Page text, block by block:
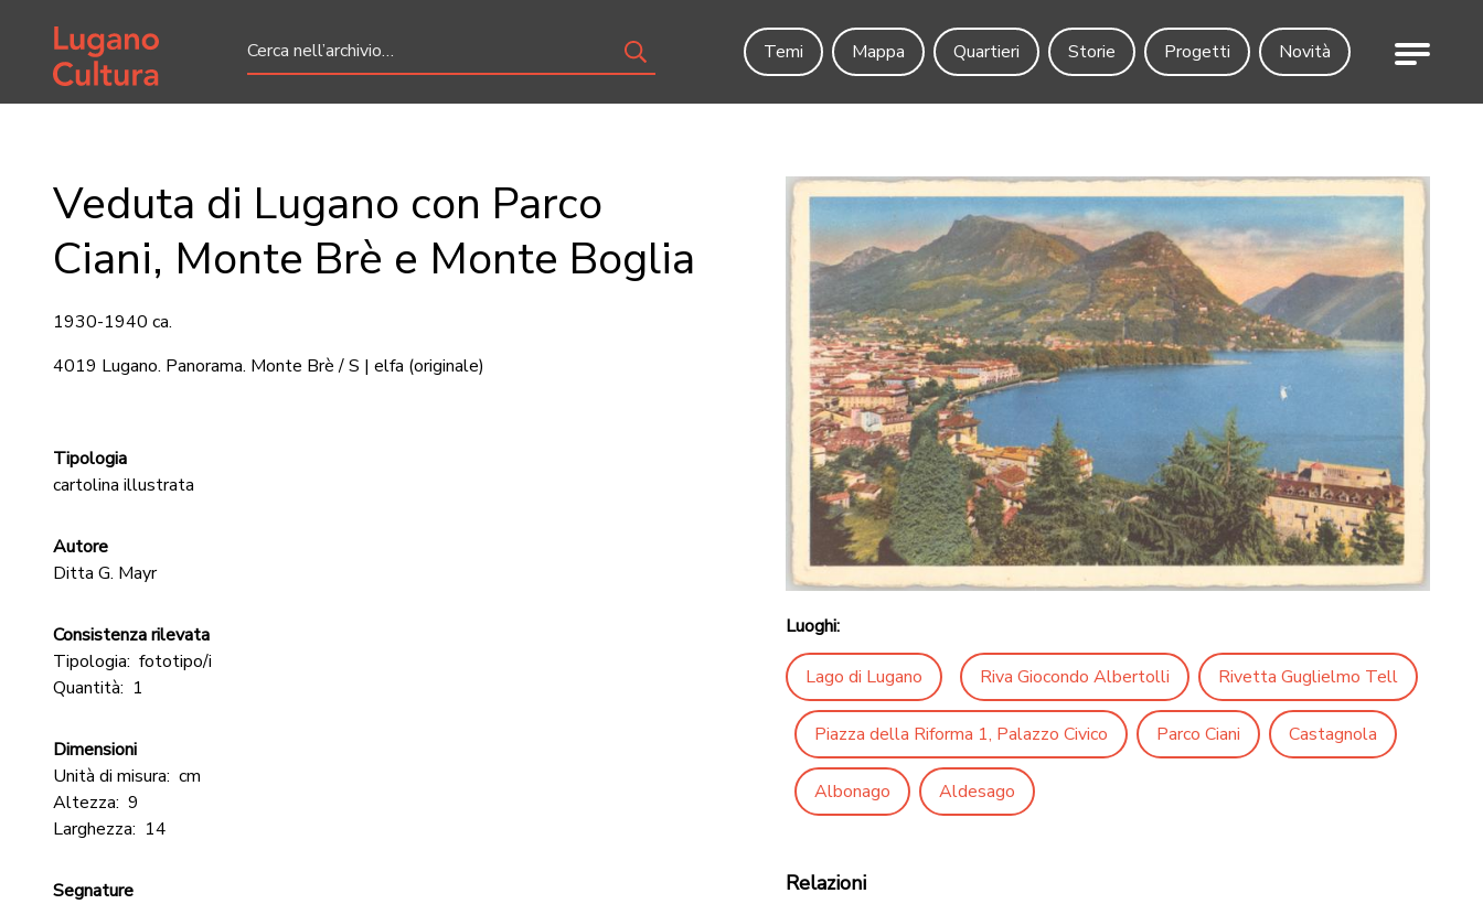
Home page
Temi
Mappa Quartieri Storie Progetti Novità Menu
Veduta di Lugano con Parco
Ciani, Monte Brè e Monte Boglia
1930-1940 ca.
4019 Lugano. Panorama. Monte Brè / S | elfa (originale)
Tipologia
cartolina illustrata
Autore
Ditta G. Mayr
Consistenza rilevata
Tipologia: fototipo/i
Quantità: 1
Dimensioni
Unità di misura: cm
Altezza: 9
Larghezza: 14
Segnature
Luoghi:
Lago di Lugano Riva Giocondo Albertolli Rivetta Guglielmo Tell
Piazza della Riforma 1, Palazzo Civico Parco Ciani Castagnola
Albonago Aldesago
Relazioni